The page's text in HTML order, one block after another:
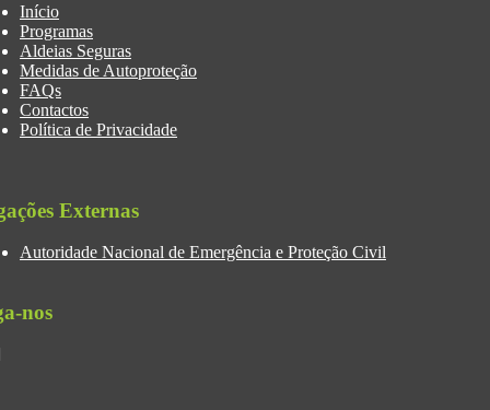
Início
Programas
Aldeias Seguras
Medidas de Autoproteção
FAQs
Contactos
Política de Privacidade
Externas
Autoridade Nacional de Emergência e Proteção Civil
nos